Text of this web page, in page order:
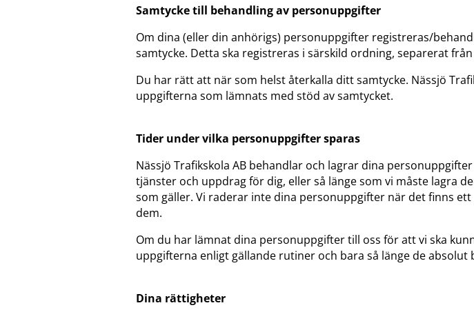
Samtycke till behandling av personuppgifter
Om dina (eller din anhörigs) personuppgifter registreras/
samtycke. Detta ska registreras i särskild ordning, separerat
Du har rätt att när som helst återkalla ditt samtycke. Nässjö
uppgifterna som lämnats med stöd av samtycket.
Tider under vilka personuppgifter sparas
Nässjö Trafikskola AB behandlar och lagrar dina
tjänster och uppdrag för dig, eller så länge som vi måste lagra
som gäller. Vi raderar inte dina personuppgifter när det finns
dem.
Om du har lämnat dina personuppgifter till oss för att vi ska
uppgifterna enligt gällande rutiner och bara så länge de absolut
Dina rättigheter